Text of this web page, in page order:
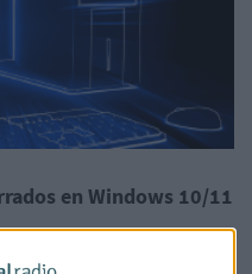
en Windows 10/11